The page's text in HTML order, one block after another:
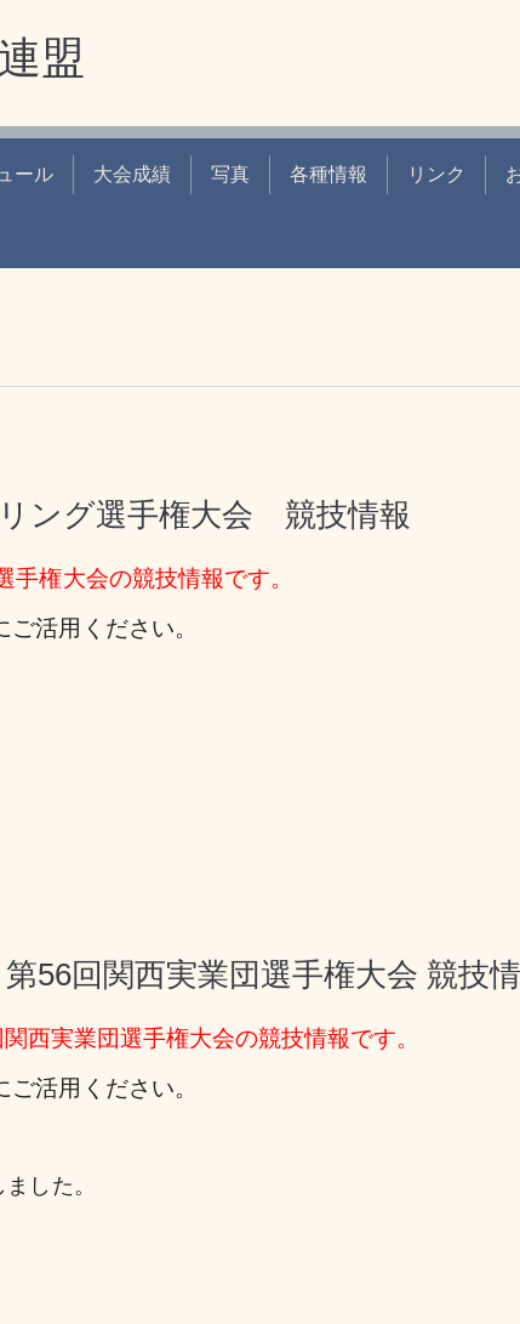
盟
ール 大会成績 写真 各種情報 リンク
ング選手権大会 競技情報
権大会の競技情報です。
活用ください。
56回関西実業団選手権大会 競技
西実業団選手権大会の競技情報です。
活用ください。
した。